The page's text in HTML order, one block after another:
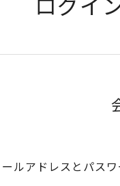
ルアドレスとパス